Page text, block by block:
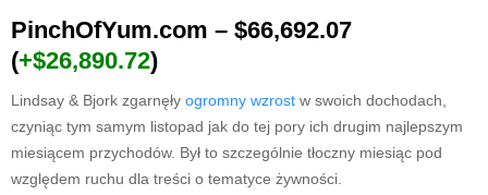
PinchOfYum.com – $66,692.07
(+$26,890.72)
Lindsay & Bjork zgarnęły ogromny wzrost w swoich dochodach,
czyniąc tym samym listopad jak do tej pory ich drugim najlepszym
miesiącem przychodów. Był to szczególnie tłoczny miesiąc pod
względem ruchu dla treści o tematyce żywności.